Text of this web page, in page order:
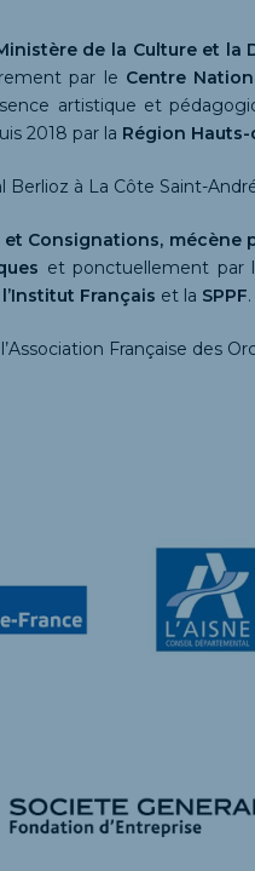
de la Culture et la
par le Centre
artistique et
2018 par la Région
à La Côte Saint-
et Consignations,
et ponctuellement par
l’Institut Français et la SPPF.
Française des